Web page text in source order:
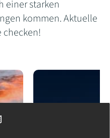
einer starken
kommen. Aktuelle
checken!